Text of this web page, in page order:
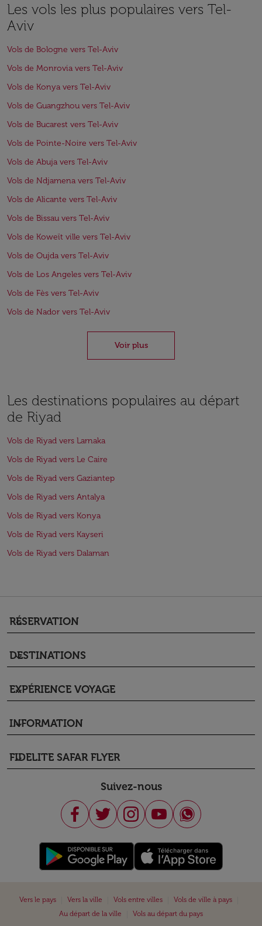
Les vols les plus populaires vers Tel-
Aviv
Vols de Bologne vers Tel-Aviv
Vols de Monrovia vers Tel-Aviv
Vols de Konya vers Tel-Aviv
Vols de Guangzhou vers Tel-Aviv
Vols de Bucarest vers Tel-Aviv
Vols de Pointe-Noire vers Tel-Aviv
Vols de Abuja vers Tel-Aviv
Vols de Ndjamena vers Tel-Aviv
Vols de Alicante vers Tel-Aviv
Vols de Bissau vers Tel-Aviv
Vols de Koweït ville vers Tel-Aviv
Vols de Oujda vers Tel-Aviv
Vols de Los Angeles vers Tel-Aviv
Vols de Fès vers Tel-Aviv
Vols de Nador vers Tel-Aviv
Voir plus
Les destinations populaires au départ
de Riyad
Vols de Riyad vers Larnaka
Vols de Riyad vers Le Caire
Vols de Riyad vers Gaziantep
Vols de Riyad vers Antalya
Vols de Riyad vers Konya
Vols de Riyad vers Kayseri
Vols de Riyad vers Dalaman
RÉSERVATION
keyboard_arrow_down
DESTINATIONS
keyboard_arrow_down
EXPÉRIENCE VOYAGE
keyboard_arrow_down
INFORMATION
keyboard_arrow_down
FIDELITE SAFAR FLYER
keyboard_arrow_down
Suivez-nous
Vers le pays Vers la ville Vols entre villes Vols de ville à pays
Au départ de la ville
Vols au départ du pays